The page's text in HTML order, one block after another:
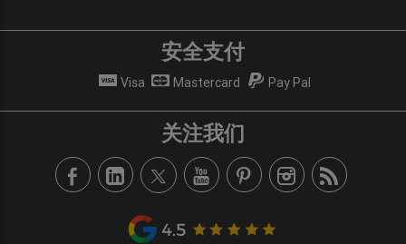
安全支付
Visa Mastercard Pay Pal
关注我们